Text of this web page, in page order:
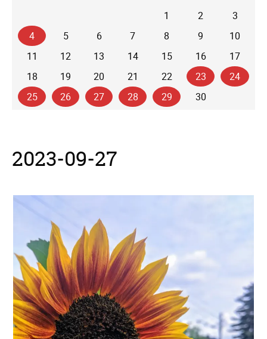
1 2
3
4
5 6 7 8 9
10
11
12 13 14 15 16
17
18
19 20 21 22 23
24
25
26 27 28 29 30
2023-09-27